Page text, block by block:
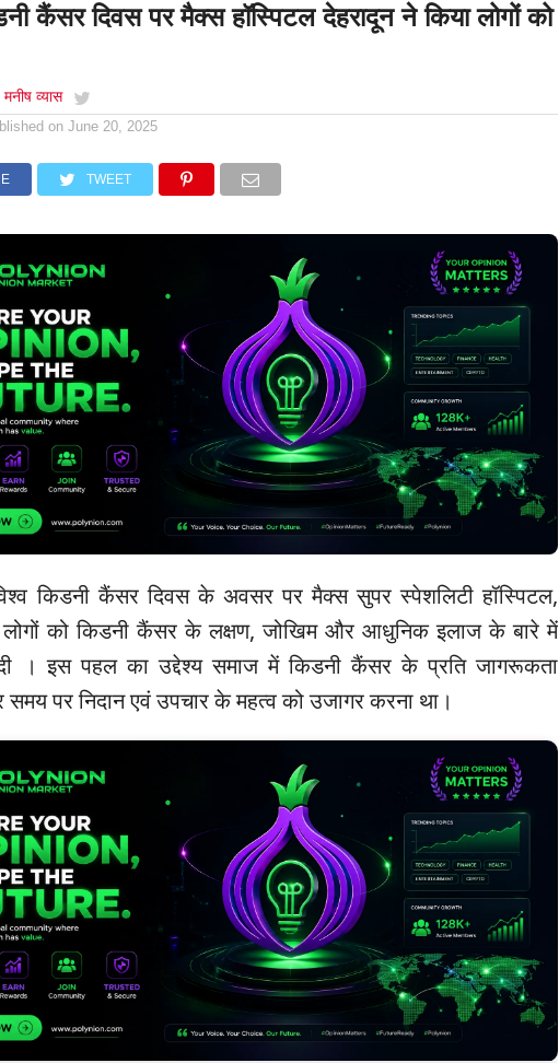
कैंसर दिवस पर मैक्स हॉस्पिटल देहरादून ने किया लोगों को
मनीष व्यास
on June 20, 2025
TWEET
किडनी कैंसर दिवस के अवसर पर मैक्स सुपर स्पेशलिटी हॉस्पिटल,
लोगों को किडनी कैंसर के लक्षण, जोखिम और आधुनिक इलाज के बारे में
। इस पहल का उद्देश्य समाज में किडनी कैंसर के प्रति जागरूकता
पर निदान एवं उपचार के महत्व को उजागर करना था।